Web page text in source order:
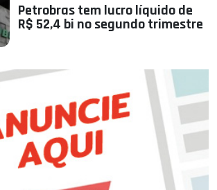
Petrobras tem lucro líquido de
R$ 52,4 bi no segundo trimestre